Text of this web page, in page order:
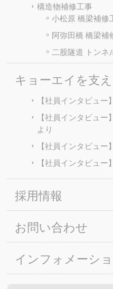
構造物補修工事
小松原 橋梁補修
阿弥田橋 橋梁補
二股隧道 トンネ
キョーエイを支
【社員インタビュ
【社員インタビュ
より
【社員インタビュ
【社員インタビュ
採用情報
お問い合わせ
インフォメーシ